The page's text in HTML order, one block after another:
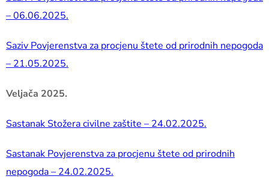
– 06.06.2025.
Saziv Povjerenstva za procjenu štete od prirodnih nepogoda
– 21.05.2025.
Veljača 2025.
Sastanak Stožera civilne zaštite – 24.02.2025.
Sastanak Povjerenstva za procjenu štete od prirodnih
nepogoda – 24.02.2025.